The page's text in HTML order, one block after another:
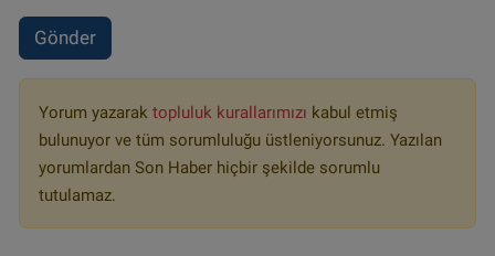
Gönder
Yorum yazarak topluluk kurallarımızı kabul etmiş
bulunuyor ve tüm sorumluluğu üstleniyorsunuz. Yazılan
yorumlardan Son Haber hiçbir şekilde sorumlu
tutulamaz.